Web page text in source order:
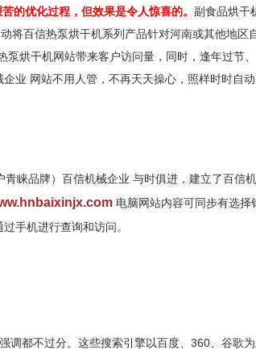
的优化过程，但效果是令人惊喜的。 副食品烘干
将百信热泵烘干机系列产品针对河南或其他地区
烘干机网站带来客户访问量，同时，逢年过节
业 网站不用人管，不再天天操心，照样时时自
睐品牌）百信机械企业 与时俱进，建立了百信
电脑网站内容可同步有选
手机进行查询和访问。
调都不过分。这些搜索引擎以百度、360、谷歌